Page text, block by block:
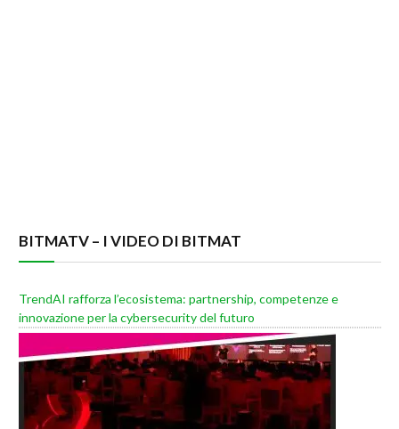
BITMATV – I VIDEO DI BITMAT
TrendAI rafforza l’ecosistema: partnership, competenze e
innovazione per la cybersecurity del futuro